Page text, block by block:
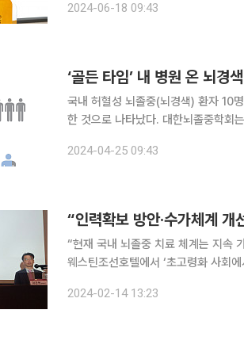
수중증응급질환의 국내 현황과 문제
2024-06-18 09:43
‘골든 타임’ 내 병원 온 뇌
국내 허혈성 뇌졸중(뇌경색) 환자 10
한 것으로 나타났다. 대한뇌졸중학회는 한국뇌졸중등록사업(KSR)의 데이터를 분석해 25일 최초로
에서 이런 문제점을 지적했다.
2024-04-25 09:43
“인력확보 방안·수가체계
“현재 국내 뇌졸중 치료 체계는 지속 가능성을 담보
웨스틴조선호텔에서 ‘초고령화 사회
적인 노인 질환으로, 환자 수가 지속
2024-02-14 13:23